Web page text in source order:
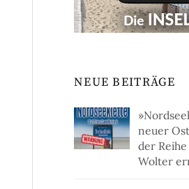
NEUE BEITRÄGE
neuer
der
Wolter